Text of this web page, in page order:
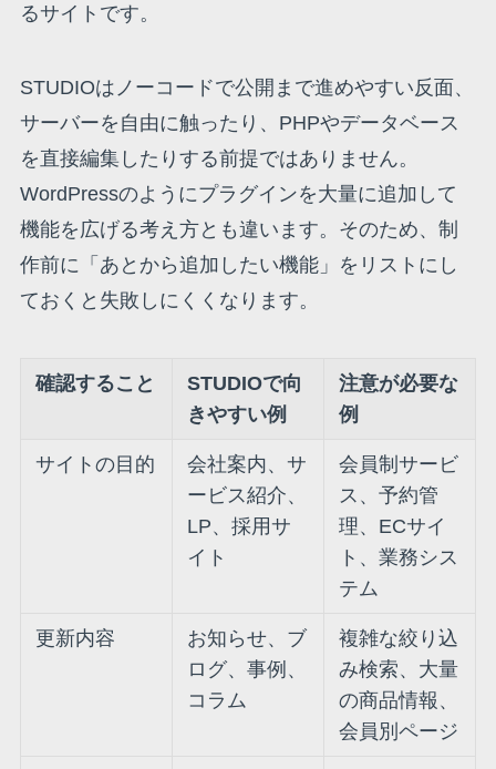
るサイトです。
STUDIOはノーコードで公開まで進めやすい反面、
サーバーを自由に触ったり、PHPやデータベース
を直接編集したりする前提ではありません。
WordPressのようにプラグインを大量に追加して
機能を広げる考え方とも違います。そのため、制
作前に「あとから追加したい機能」をリストにし
ておくと失敗しにくくなります。
確認すること
STUDIOで向
きやすい例
注意が必要な
例
サイトの目的
会社案内、サ
ービス紹介、
LP、採用サ
イト
会員制サービ
ス、予約管
理、ECサイ
ト、業務シス
テム
更新内容
お知らせ、ブ
ログ、事例、
コラム
複雑な絞り込
み検索、大量
の商品情報、
会員別ページ